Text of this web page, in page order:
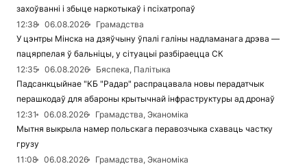
захоўванні і збыце наркотыкаў і псіхатропаў
12:38
06.08.2026
Грамадства
У цэнтры Мінска на дзяўчыну ўпалі галіны надламанага дрэва —
пацярпелая ў бальніцы, у сітуацыі разбіраецца СК
12:35
06.08.2026
Бяспека, Палітыка
Падсанкцыйнае "КБ "Радар" распрацавала новы перадатчык
перашкодаў для абароны крытычнай інфраструктуры ад дронаў
12:31
06.08.2026
Грамадства, Эканоміка
Мытня выкрыла намер польскага перавозчыка схаваць частку
грузу
11:08
06.08.2026
Грамадства, Эканоміка